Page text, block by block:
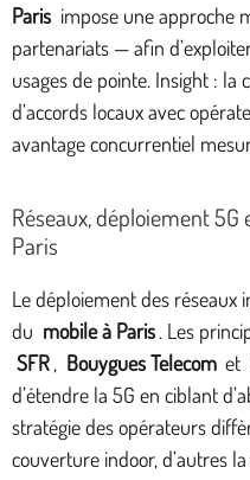
Paris impose une approche
partenariats — afin
usages de pointe. Insight : la
d’accords locaux avec
avantage concurrentiel
Réseaux, déploiement
Paris
Le déploiement des réseaux
du mobile à Paris . Les
SFR , Bouygues Telecom et
d’étendre la 5G en ciblant
stratégie des opérateurs
couverture indoor, d’autres